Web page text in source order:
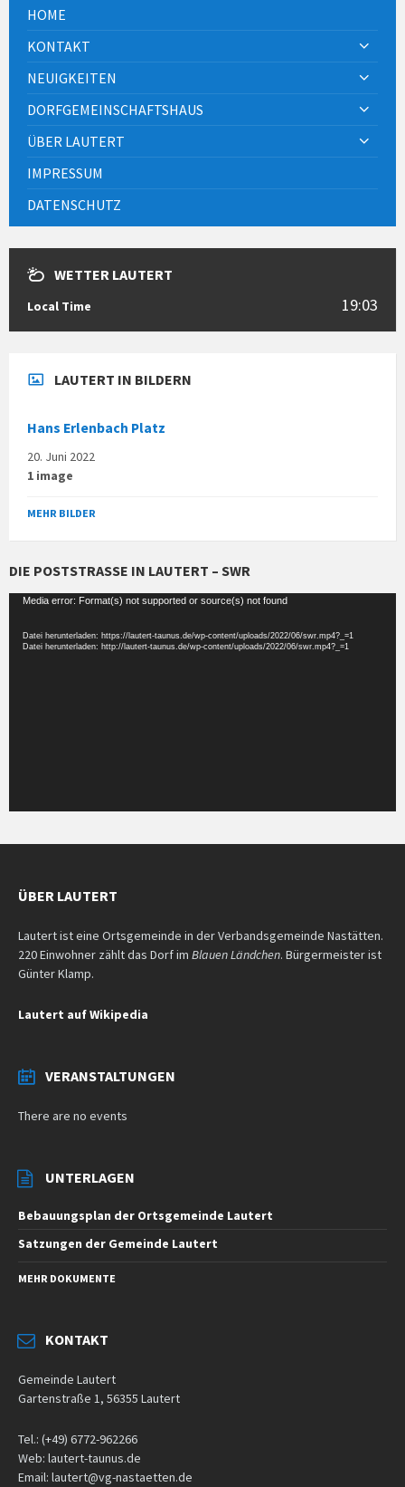
HOME
KONTAKT
NEUIGKEITEN
DORFGEMEINSCHAFTSHAUS
ÜBER LAUTERT
IMPRESSUM
DATENSCHUTZ
WETTER LAUTERT
Local Time 19:03
LAUTERT IN BILDERN
Hans Erlenbach Platz
20. Juni 2022
1 image
MEHR BILDER
DIE POSTSTRASSE IN LAUTERT – SWR
Video-
Media error: Format(s) not supported or source(s) not found
Datei herunterladen: https://lautert-taunus.de/wp-content/uploads/2022/06/swr.mp4?_=1
Datei herunterladen: http://lautert-taunus.de/wp-content/uploads/2022/06/swr.mp4?_=1
ÜBER LAUTERT
Lautert ist eine Ortsgemeinde in der Verbandsgemeinde Nastätten.
220 Einwohner zählt das Dorf im Blauen Ländchen. Bürgermeister ist
Günter Klamp.
Lautert auf Wikipedia
VERANSTALTUNGEN
There are no events
UNTERLAGEN
Bebauungsplan der Ortsgemeinde Lautert
Satzungen der Gemeinde Lautert
MEHR DOKUMENTE
KONTAKT
Gemeinde Lautert
Gartenstraße 1, 56355 Lautert
Tel.: (+49) 6772-962266
Web: lautert-taunus.de
Email: lautert@vg-nastaetten.de